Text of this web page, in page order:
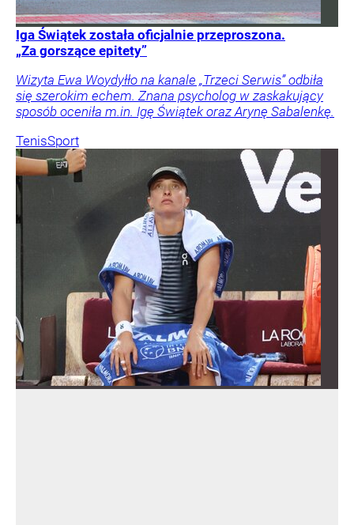
Iga Świątek została oficjalnie przeproszona.
„Za gorszące epitety”
Wizyta Ewa Woydyłło na kanale „Trzeci Serwis” odbiła
się szerokim echem. Znana psycholog w zaskakujący
sposób oceniła m.in. Igę Świątek oraz Arynę Sabalenkę.
TenisSport